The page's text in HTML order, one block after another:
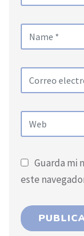
Guarda mi
este